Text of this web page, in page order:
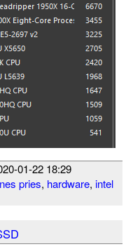
01-22 18:29
pries, hardware, intel